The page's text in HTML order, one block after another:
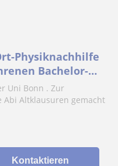
Physiknachhilfe
Bachelor-
Uni Bonn . Zur
Altklausuren gemacht
Kontaktieren